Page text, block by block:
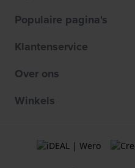
Populaire pagina's
Klantenservice
Over ons
Winkels